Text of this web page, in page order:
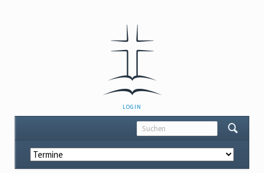
NAVIGATION
ÜBERSPRINGEN
LOGIN
Navigation
überspringen